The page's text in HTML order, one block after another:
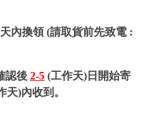
天內換領 (請取貨前先致電 :
認後 2-5 (工作天)日開始寄
天)內收到。